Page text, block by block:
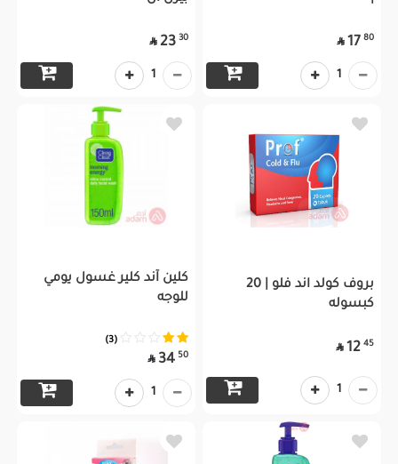
80
17

1
30
23

1
بروف كولد اند فلو | 20
كبسوله
45
12

1
كلين آند كلير غسول يومي
للوجه
(3)
50
34

1